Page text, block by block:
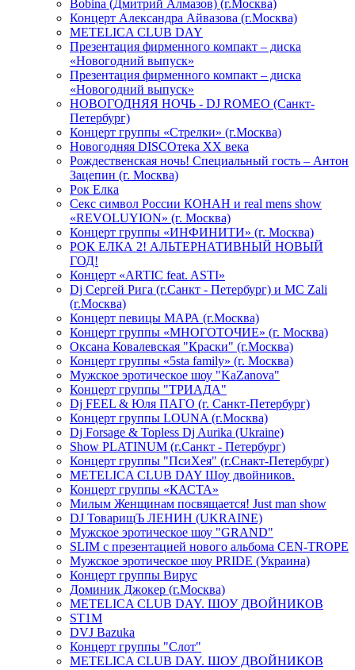
Bobina (Дмитрий Алмазов) (г.Москва)
Концерт Александра Айвазова (г.Москва)
METELICA CLUB DAY
Презентация фирменного компакт – диска
«Новогодний выпуск»
Презентация фирменного компакт – диска
«Новогодний выпуск»
НОВОГОДНЯЯ НОЧЬ - DJ ROMEO (Санкт-
Петербург)
Концерт группы «Стрелки» (г.Москва)
Новогодняя DISCOтека ХХ века
Рождественская ночь! Специальный гость – Антон
Зацепин (г. Москва)
Рок Елка
Секс символ России КОНАН и real mens show
«REVOLUYION» (г. Москва)
Концерт группы «ИНФИНИТИ» (г. Москва)
РОК ЕЛКА 2! АЛЬТЕРНАТИВНЫЙ НОВЫЙ
ГОД!
Концерт «ARTIC feat. ASTI»
Dj Сергей Рига (г.Санкт - Петербург) и MC Zali
(г.Москва)
Концерт певицы МАРА (г.Москва)
Концерт группы «МНОГОТОЧИЕ» (г. Москва)
Оксана Ковалевская "Краски" (г.Москва)
Концерт группы «5sta family» (г. Москва)
Мужское эротическое шоу "KaZanova"
Концерт группы "ТРИАДА"
Dj FEEL & Юля ПАГО (г. Санкт-Петербург)
Концерт группы LOUNA (г.Москва)
Dj Forsage & Topless Dj Aurika (Ukraine)
Show PLATINUM (г.Санкт - Петербург)
Концерт группы "ПсиХея" (г.Снакт-Петербург)
METELICA CLUB DAY Шоу двойников.
Концерт группы «КАСТА»
Милым Женщинам посвящается! Just man show
DJ ТоварищЪ ЛЕНИН (UKRAINE)
Мужское эротическое шоу "GRAND"
SLIM с презентацией нового альбома CEN-TROPE
Мужское эротическое шоу PRIDE (Украина)
Концерт группы Вирус
Доминик Джокер (г.Москва)
METELICA CLUB DAY. ШОУ ДВОЙНИКОВ
ST1M
DVJ Bazuka
Концерт группы "Слот"
METELICA CLUB DAY. ШОУ ДВОЙНИКОВ